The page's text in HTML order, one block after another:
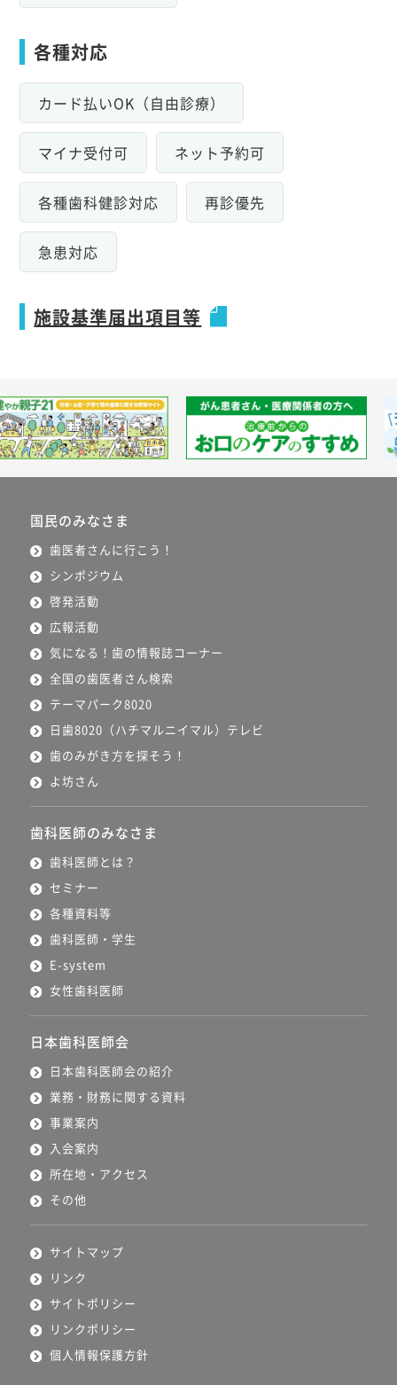
各種対応
カード払いOK（自由診療）
マイナ受付可 ネット予約可
各種歯科健診対応 再診優先
急患対応
施設基準届出項目等
国民のみなさま
歯医者さんに行こう！
シンポジウム
啓発活動
広報活動
気になる！歯の情報誌コーナー
全国の歯医者さん検索
テーマパーク8020
日歯8020（ハチマルニイマル）テレビ
歯のみがき方を探そう！
よ坊さん
歯科医師のみなさま
歯科医師とは？
セミナー
各種資料等
歯科医師・学生
E-system
女性歯科医師
日本歯科医師会
日本歯科医師会の紹介
業務・財務に関する資料
事業案内
入会案内
所在地・アクセス
その他
サイトマップ
リンク
サイトポリシー
リンクポリシー
個人情報保護方針